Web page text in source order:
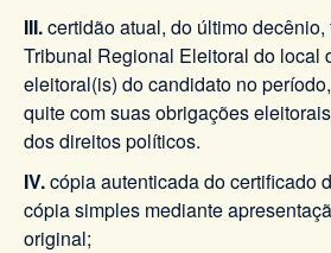
III.certidão atual, do último
Tribunal Regional Eleitoral do local
eleitoral(is) do candidato no
quite com suas obrigações
dos direitos políticos.
IV.cópia autenticada do certificado
cópia simples mediante
original;